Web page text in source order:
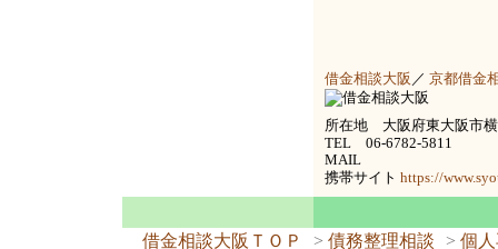
借金相談大阪 ／ 京都借金
所在地 大阪府東大阪市
TEL 06-6782-5811
MAIL
携帯サイト https://
借金相談大阪ＴＯＰ > 債務整理相談 > 個